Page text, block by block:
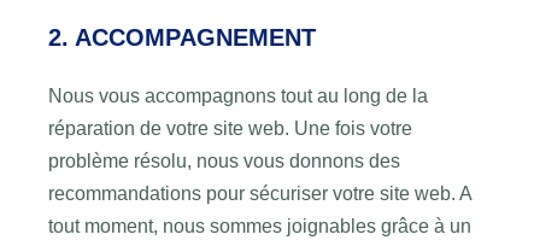
2. ACCOMPAGNEMENT
Nous vous accompagnons tout au long de la
réparation de votre site web. Une fois votre
problème résolu, nous vous donnons des
recommandations pour sécuriser votre site web. A
tout moment, nous sommes joignables grâce à un